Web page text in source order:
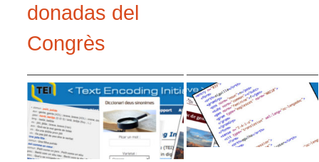
donadas del
Congrès